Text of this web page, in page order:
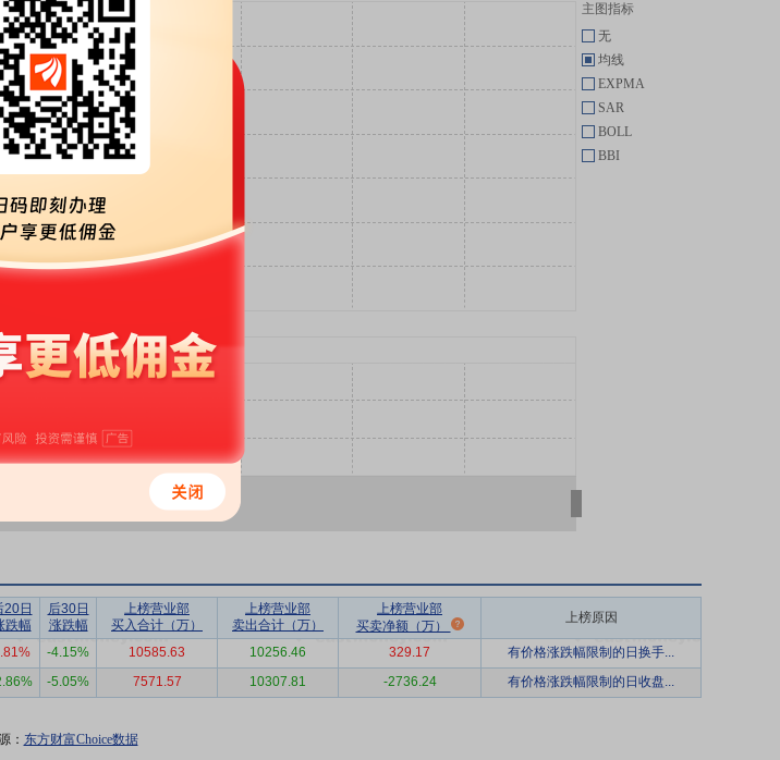
主图指标
无
均线
EXPMA
SAR
BOLL
BBI
20日
跌幅
后30日
涨跌幅
上榜营业部
买入合计（万）
上榜营业部
卖出合计（万）
上榜营业部
买卖净额（万）
上榜原因
-4.15% 10585.63 10256.46 329.17
有价格涨跌幅限制的日换手...
-5.05% 7571.57 10307.81 -2736.24 有价格涨跌幅限制的日收盘...
： 东方财富Choice数据